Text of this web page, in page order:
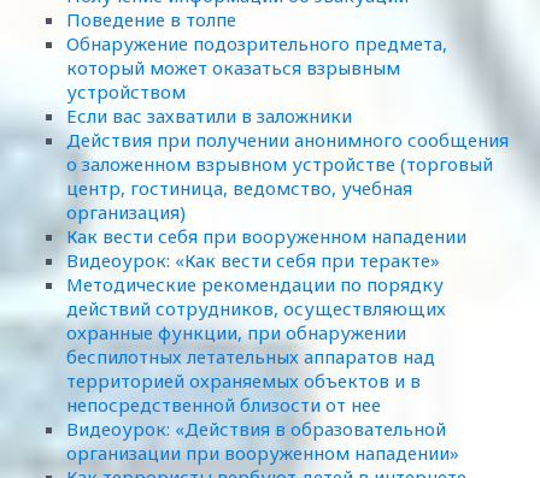
Поведение в толпе
Обнаружение подозрительного предмета,
который может оказаться взрывным
устройством
Если вас захватили в заложники
Действия при получении анонимного сообщения
о заложенном взрывном устройстве (торговый
центр, гостиница, ведомство, учебная
организация)
Как вести себя при вооруженном нападении
Видеоурок: «Как вести себя при теракте»
Методические рекомендации по порядку
действий сотрудников, осуществляющих
охранные функции, при обнаружении
беспилотных летательных аппаратов над
территорией охраняемых объектов и в
непосредственной близости от нее
Видеоурок: «Действия в образовательной
организации при вооруженном нападении»